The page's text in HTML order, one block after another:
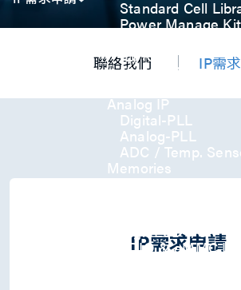
Standard Cell
Power Manage
(LPKT)
High Performance
Analog IP
Digital-PLL
Analog-PLL
ADC / Temp.
Memories
Memory Compiler
High ESD I/O
SDIO & eMMC I/O
聯絡我們 IP需
IP需求申請